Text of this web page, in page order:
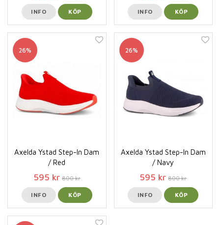
INFO KÖP INFO KÖP
26%
Axelda Ystad Step-In Dam
/ Red
595 kr 800 kr
INFO KÖP
26%
Axelda Ystad Step-In Dam
/ Navy
595 kr 800 kr
INFO KÖP